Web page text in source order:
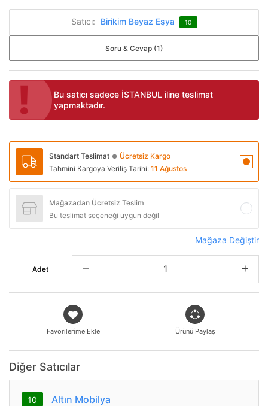
Satıcı: Birikim Beyaz Eşya 10
Soru & Cevap (1)
Bu satıcı sadece İSTANBUL iline teslimat
yapmaktadır.
Standart Teslimat ● Ücretsiz Kargo
Tahmini Kargoya Veriliş Tarihi: 11 Ağustos
Mağazadan Ücretsiz Teslim
Bu teslimat seçeneği uygun değil
Mağaza Değiştir
Adet
Favorilerime Ekle Ürünü Paylaş
Diğer Satıcılar
10 Altın Mobilya